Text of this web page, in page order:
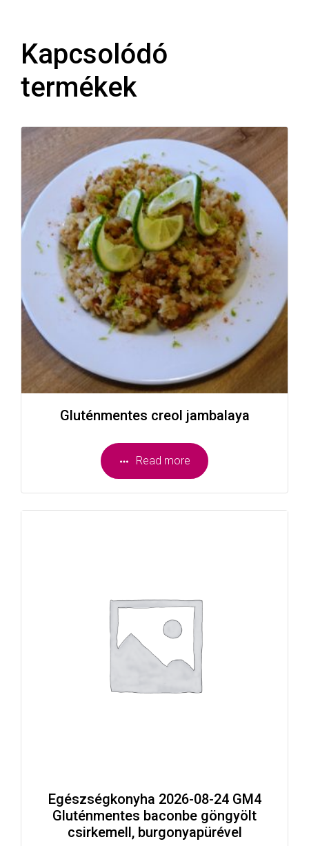
Kapcsolódó
termékek
Gluténmentes creol jambalaya
Read more
Egészségkonyha 2026-08-24 GM4
Gluténmentes baconbe göngyölt
csirkemell, burgonyapürével